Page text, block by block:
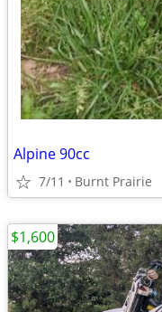
Alpine 90cc
7/11 Burnt Prairie
$1,600